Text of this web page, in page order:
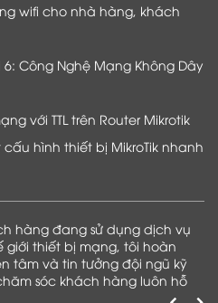
wifi cho nhà hàng, khách
6: Công Nghệ Mạng Không Dây
với TTL trên Router Mikrotik
hình thiết bị MikroTik nhanh
hàng đang sử dụng dịch vụ
giới thiết bị mạng, tôi hoàn
tâm và tin tưởng đội ngũ kỹ
sóc khách hàng luôn hỗ